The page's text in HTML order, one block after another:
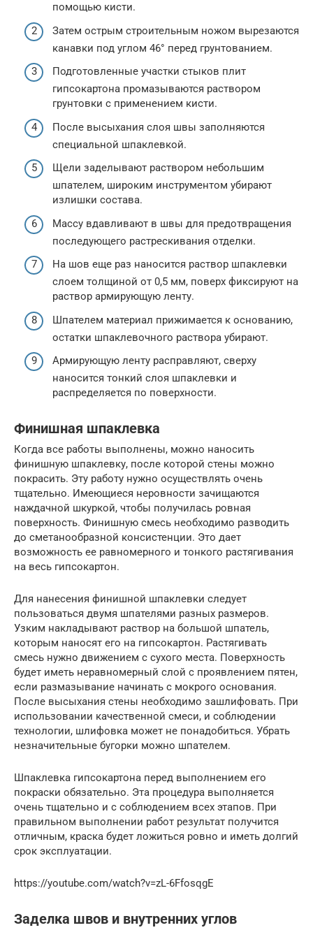
помощью кисти.
Затем острым строительным ножом вырезаются
канавки под углом 46° перед грунтованием.
Подготовленные участки стыков плит
гипсокартона промазываются раствором
грунтовки с применением кисти.
После высыхания слоя швы заполняются
специальной шпаклевкой.
Щели заделывают раствором небольшим
шпателем, широким инструментом убирают
излишки состава.
Массу вдавливают в швы для предотвращения
последующего растрескивания отделки.
На шов еще раз наносится раствор шпаклевки
слоем толщиной от 0,5 мм, поверх фиксируют на
раствор армирующую ленту.
Шпателем материал прижимается к основанию,
остатки шпаклевочного раствора убирают.
Армирующую ленту расправляют, сверху
наносится тонкий слоя шпаклевки и
распределяется по поверхности.
Финишная шпаклевка
Когда все работы выполнены, можно наносить
финишную шпаклевку, после которой стены можно
покрасить. Эту работу нужно осуществлять очень
тщательно. Имеющиеся неровности зачищаются
наждачной шкуркой, чтобы получилась ровная
поверхность. Финишную смесь необходимо разводить
до сметанообразной консистенции. Это дает
возможность ее равномерного и тонкого растягивания
на весь гипсокартон.
Для нанесения финишной шпаклевки следует
пользоваться двумя шпателями разных размеров.
Узким накладывают раствор на большой шпатель,
которым наносят его на гипсокартон. Растягивать
смесь нужно движением с сухого места. Поверхность
будет иметь неравномерный слой с проявлением пятен,
если размазывание начинать с мокрого основания.
После высыхания стены необходимо зашлифовать. При
использовании качественной смеси, и соблюдении
технологии, шлифовка может не понадобиться. Убрать
незначительные бугорки можно шпателем.
Шпаклевка гипсокартона перед выполнением его
покраски обязательно. Эта процедура выполняется
очень тщательно и с соблюдением всех этапов. При
правильном выполнении работ результат получится
отличным, краска будет ложиться ровно и иметь долгий
срок эксплуатации.
https://youtube.com/watch?v=zL-6FfosqgE
Заделка швов и внутренних углов